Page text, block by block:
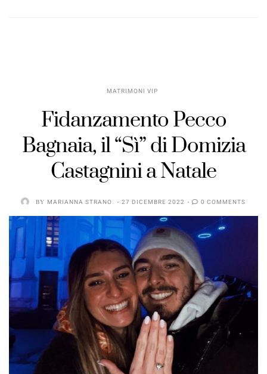
MATRIMONI VIP
Fidanzamento Pecco
Bagnaia, il “Sì” di Domizia
Castagnini a Natale
BY MARIANNA STRANO 27 DICEMBRE 2022 0 COMMENTS